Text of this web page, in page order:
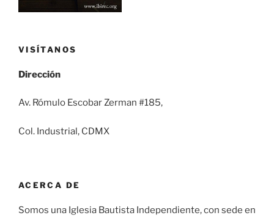
VISÍTANOS
Dirección
Av. Rómulo Escobar Zerman #185,
Col. Industrial, CDMX
ACERCA DE
Somos una Iglesia Bautista Independiente, con sede en